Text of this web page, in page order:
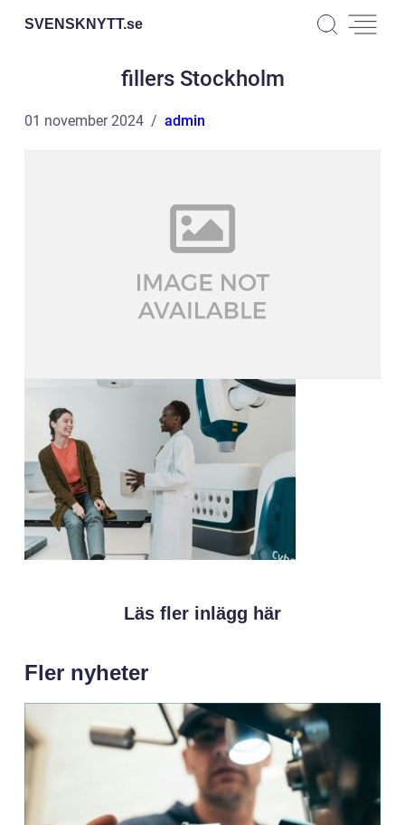
SVENSKNYTT.se
fillers Stockholm
01 november 2024 admin
Läs fler inlägg här
Fler nyheter